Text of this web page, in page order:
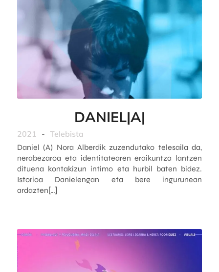
DANIEL|A|
2021 - Telebista
Daniel (A) Nora Alberdik zuzendutako telesaila da,
nerabezaroa eta identitatearen eraikuntza lantzen
dituena kontakizun intimo eta hurbil baten bidez.
Istorioa Danielengan eta bere ingurunean
ardazten[…]